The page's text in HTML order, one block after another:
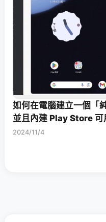
如何在電腦建立一個「
並且內建 Play Store 可
2024/11/4